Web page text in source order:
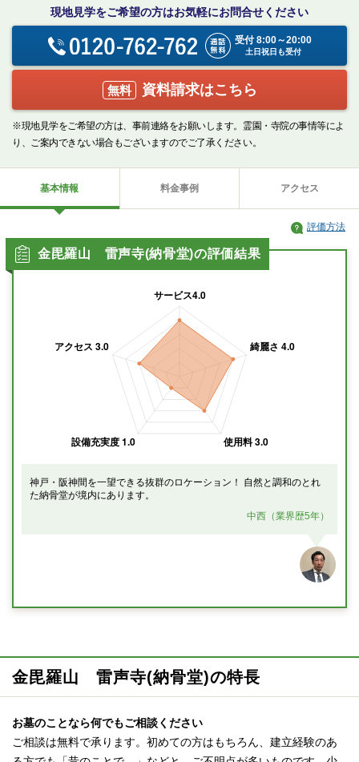
現地見学をご希望の方はお気軽にお問合せください
受付 8:00～20:00
土日祝日も受付
無料 資料請求はこちら
※現地見学をご希望の方は、事前連絡をお願いします。霊園・寺院の事情等によ
り、ご案内できない場合もございますのでご了承ください。
基本情報 料金事例 アクセス
金毘羅山 雷声寺(納骨堂)の評価結果
評価方法
神戸・阪神間を一望できる抜群のロケーション！ 自然と調和のとれ
た納骨堂が境内にあります。
中西（業界歴5年）
金毘羅山 雷声寺(納骨堂)の特長
お墓のことなら何でもご相談ください
ご相談は無料で承ります。初めての方はもちろん、建立経験のあ